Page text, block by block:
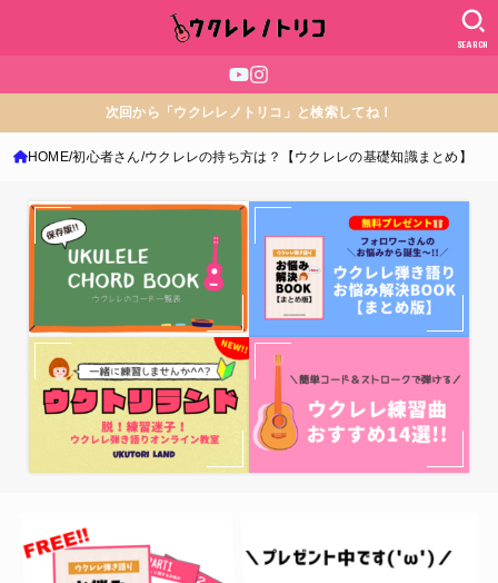
SEARCH
次回から「ウクレレノトリコ」と検索してね！
HOME 初心者さん ウクレレの持ち方は？【ウクレレの基礎知識まとめ】